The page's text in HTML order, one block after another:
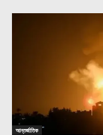
আন্তর্জাতিক